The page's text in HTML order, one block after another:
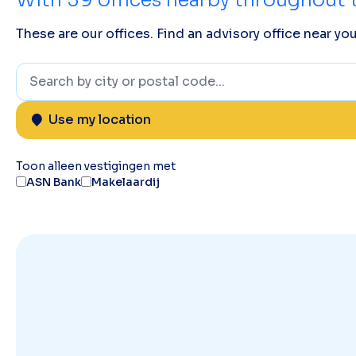
These are our offices. Find an advisory office near
Use my location
Toon alleen vestigingen met
ASN Bank
Makelaardij